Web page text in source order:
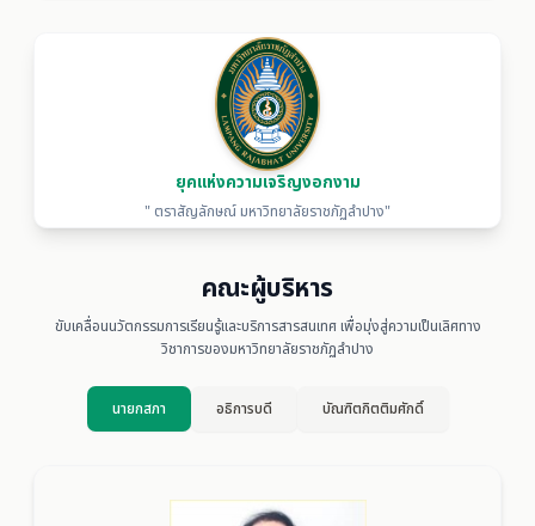
ยุคแห่งความเจริญงอกงาม
" ตราสัญลักษณ์ มหาวิทยาลัยราชภัฏลำปาง"
คณะผู้บริหาร
ขับเคลื่อนนวัตกรรมการเรียนรู้และบริการสารสนเทศ เพื่อมุ่งสู่ความเป็นเลิศทาง
วิชาการของมหาวิทยาลัยราชภัฏลำปาง
นายกสภา อธิการบดี บัณฑิตกิตติมศักดิ์